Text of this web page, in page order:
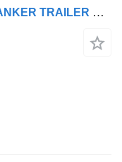
Arel Trailer BITUMEN ASPHALT TANKER TRAILER CUSTOMIZE HEATING